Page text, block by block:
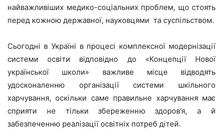
найважливіших медико-соціальних проблем, що стоять
перед кожною державної, науковцями та суспільством.
Сьогодні в Україні в процесі комплексної модернізації
системи освіти відповідно до «Концепції Нової
української школи» важливе місце відводять
удосконаленню організації системи шкільного
харчування, оскільки саме правильне харчування має
сприяти не тільки збереженню здоров’я, а й
забезпеченню реалізації освітніх потреб дітей.